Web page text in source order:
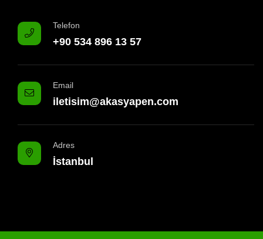
Telefon
+90 534 896 13 57
Email
iletisim@akasyapen.com
Adres
İstanbul